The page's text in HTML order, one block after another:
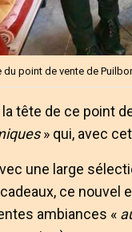
du point de vente de
la tête de ce point
» qui, avec
une large
ce nouvel
ambiances «